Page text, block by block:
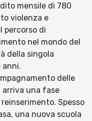
mensile di 780
violenza e
percorso di
nel mondo del
della singola
anni.
delle
arriva una fase
Spesso
una nuova scuola